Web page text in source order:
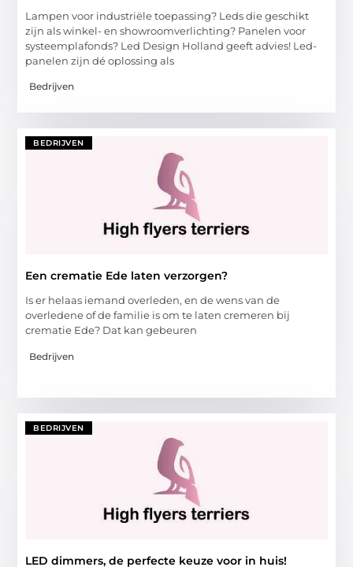
Lampen voor industriële toepassing? Leds die geschikt
zijn als winkel- en showroomverlichting? Panelen voor
systeemplafonds? Led Design Holland geeft advies! Led-
panelen zijn dé oplossing als
Bedrijven
BEDRIJVEN
Een crematie Ede laten verzorgen?
Is er helaas iemand overleden, en de wens van de
overledene of de familie is om te laten cremeren bij
crematie Ede? Dat kan gebeuren
Bedrijven
BEDRIJVEN
LED dimmers, de perfecte keuze voor in huis!